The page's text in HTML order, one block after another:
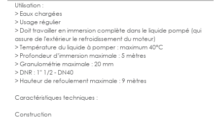
Utilisation :
> Eaux chargées
> Usage régulier
> Doit travailler en immersion complète dans le liquide pompé (qui
assure de l'extérieur le refroidissement du moteur)
> Température du liquide à pomper : maximum 40°C
> Profondeur d’immersion maximale : 5 mètres
> Granulométrie maximale : 20 mm
> DNR : 1" 1/2 - DN40
> Hauteur de refoulement maximale : 9 mètres
Caractéristiques techniques :
Construction